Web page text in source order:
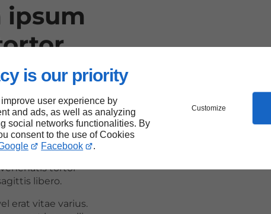
is our priority
user experience by
and ads, as well as analyzing
social networks functionalities. By
consent to the use of Cookies
Facebook .
Customize
ipsum
sit amet,
elit. Proin vel
tortor
libero.
erat vitae varius.